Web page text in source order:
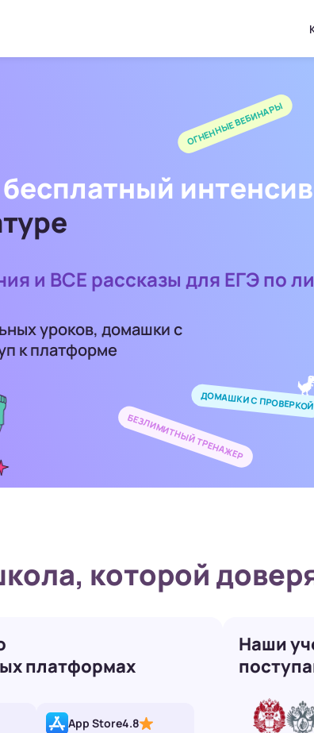
бесплатный интенсив
и ВСЕ рассказы для ЕГЭ по
уроков, домашки с
к платформе
ОГНЕННЫЕ ВЕБИНАРЫ
БЕЗЛИМИТНЫЙ ТРЕНАЖЕР
ДОМАШКИ С ПРОВЕРКОЙ
которой
платформах
App Store4.8
Наши